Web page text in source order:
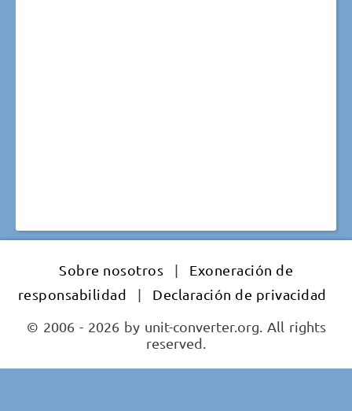
Sobre nosotros |
Exoneración de
responsabilidad
|
Declaración de privacidad
© 2006 - 2026 by unit-converter.org. All rights
reserved.